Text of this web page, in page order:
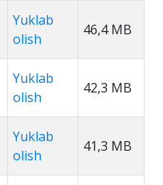
Yuklab
olish
46,4 MB
Yuklab
olish
42,3 MB
Yuklab
olish
41,3 MB